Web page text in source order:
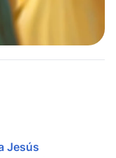
Jesús